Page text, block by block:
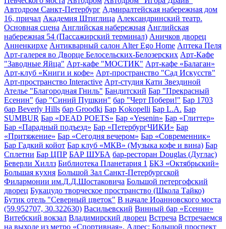
Автодром Санкт-Петербург Адмиралтейская набережная дом
16, причал Академия Штиглица Александринский театр.
Основная сцена Английская набережная Английская
набережная 54 (Пассажирский терминал) Аничков дворец
Анненкирхе Антикварный салон Alter Ego Home Аптека Пеля
Арт-галерея во Дворце Белосельских-Белозерских Арт-Кафе
"Заводные Яйца" Арт-кафе "МОСТИК" Арт-кафе «Балаган»
Арт-клуб «Книги и кофе» Арт-пространство "Сад Искусств"
Арт-пространство Interactive Арт-студия Кати Звездиной
Ателье "Благородная Гниль" Бандитский Бар "Прекрасный
Есенин" бар "Синий Пушкин" бар "Черт Побери!" Бар 1703
бар Beverly Hills бар Groodki Бар Kokopelli Бар L.A. Бар
SUMBUR Бар «DEAD POETS» Бар «Yesenin» Бар «Глиттер»
Бар «Парадный подъезд» Бар «ПетербургЧИКИ» Бар
«Притяжение» Бар «Сегодня вечером» Бар «Современник»
Бар Гадкий койот Бар клуб «МКВ» (Музыка кофе и вина) Бар
Сплетни Бар ЦПР БАР ШУБА бар-ресторан Douglas (Дуглас)
Беверли Хиллз Библиотека Планетария 1 БКЗ «Октябрьский»
Большая кухня Большой Зал Санкт-Петербургской
Филармонии им.Д.Д.Шостаковича Большой петергофский
дворец Букацудо творческое пространство (Школа Тайко)
Бутик отель "Северный цветок" В начале Иоанновского моста
(59.952707, 30.322630) Васильевский Винный бар «Есенин»
Витебский вокзал Владимирский дворец Встреча Встречаемся
на выходе из метро «Спортивная». Адрес: Большой проспект